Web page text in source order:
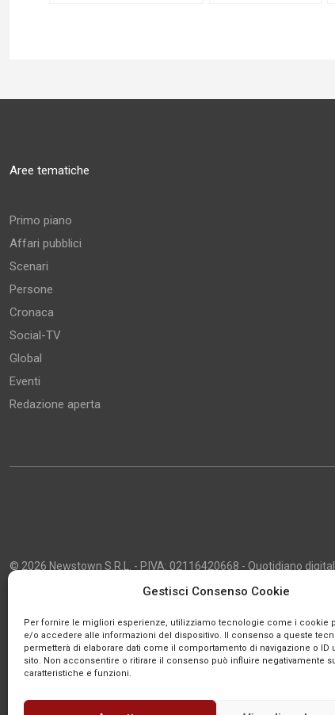
Gestisci Consenso Cookie
Per fornire le migliori esperienze, utilizziamo tecnologie come i cookie
e/o accedere alle informazioni del dispositivo. Il consenso a queste
permetterà di elaborare dati come il comportamento di navigazione o ID
sito. Non acconsentire o ritirare il consenso può influire negativamente
caratteristiche e funzioni.
Aree tematiche
Primo piano
Affari pubblici
Scenari
Persone
Cronaca
Social-TV
Global
Eventi
Redazione aperta
© 2026 Newstown S.R.L. - P.IVA: 02116420668 - Quotidiano
2013 - Direttore Responsabile: Giustino Masciocco - Capo